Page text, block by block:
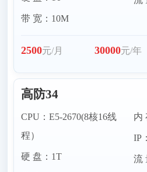
带 宽：10M
2500元/月 30000元/年
高防34
CPU：E5-2670(8核16线
程）
硬 盘：1T
内
IP
流